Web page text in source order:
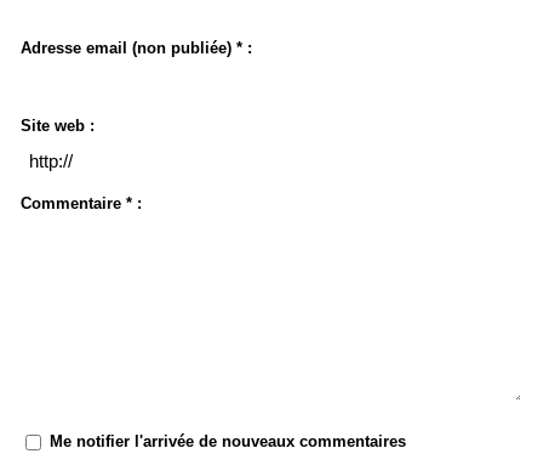
Adresse email (non publiée) * :
Site web :
Commentaire * :
Me notifier l'arrivée de nouveaux commentaires